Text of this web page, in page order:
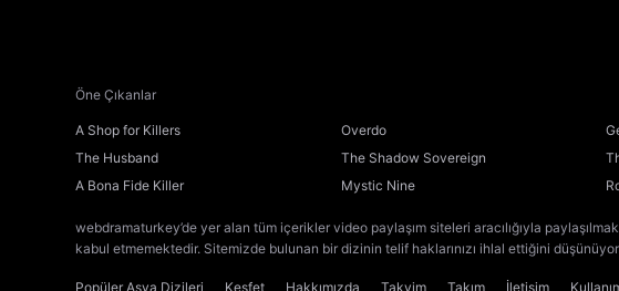
28.
Öne Çıkanlar
A Shop for Killers Overdo
The Husband
The Shadow Sovereign
A Bona Fide Killer
Mystic Nine
webdramaturkey’de yer alan tüm içerikler video paylaşım siteleri aracılığıyla
kabul etmemektedir. Sitemizde bulunan bir dizinin telif haklarınızı ihlal ettiğini
Popüler Asya Dizileri Keşfet Hakkımızda Takvim Takım İletişim